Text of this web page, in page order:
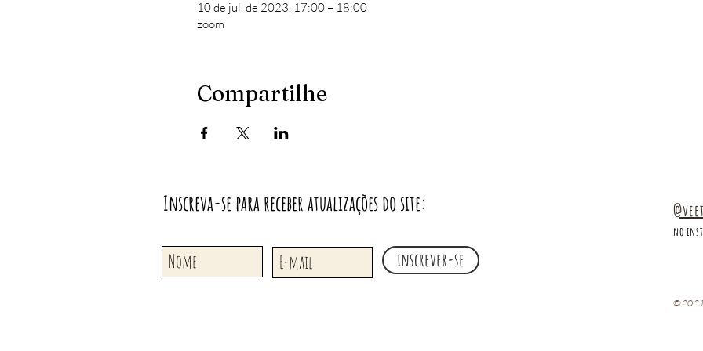
10 de jul. de 2023, 17:00 – 18:00
zoom
Compartilhe
Inscreva-se para receber atualizações do site:
inscrever-se
no
©2021